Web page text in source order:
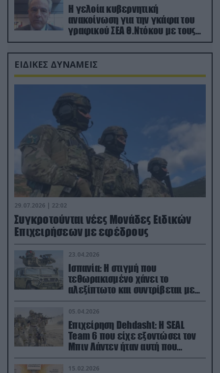
Η γελοία κυβερνητική
ανακοίνωση για την γκάφα του
γραφικού ΣΕΑ Θ.Ντόκου με τους
Ρώσους φαρσέρ
ΕΙΔΙΚΕΣ ΔΥΝΑΜΕΙΣ
29.07.2026 | 22:02
Συγκροτούνται νέες Μονάδες Ειδικών
Επιχειρήσεων με εφέδρους
23.04.2026
Ισπανία: Η στιγμή που
τεθωρακισμένο χάνει το
αλεξίπτωτο και συντρίβεται με
ορμή στο έδαφος (βίντεο)
05.04.2026
Επιχείρηση Dehdasht: Η SEAL
Team 6 που είχε εξοντώσει τον
Μπιν Λάντεν ήταν αυτή που
διέσωσε τον πιλότο του F-15
15.02.2026